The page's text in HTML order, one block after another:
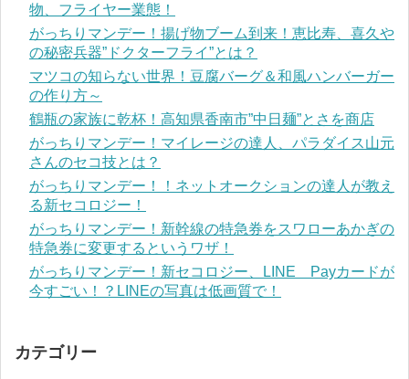
物、フライヤー業態！
がっちりマンデー！揚げ物ブーム到来！恵比寿、喜久や
の秘密兵器”ドクターフライ”とは？
マツコの知らない世界！豆腐バーグ＆和風ハンバーガー
の作り方～
鶴瓶の家族に乾杯！高知県香南市”中日麺”とさを商店
がっちりマンデー！マイレージの達人、パラダイス山元
さんのセコ技とは？
がっちりマンデー！！ネットオークションの達人が教え
る新セコロジー！
がっちりマンデー！新幹線の特急券をスワローあかぎの
特急券に変更するというワザ！
がっちりマンデー！新セコロジー、LINE Payカードが
今すごい！？LINEの写真は低画質で！
カテゴリー